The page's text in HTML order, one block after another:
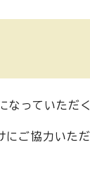
なっていただく
ご協力いた